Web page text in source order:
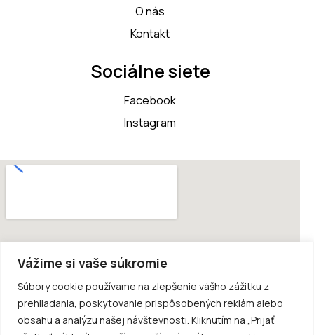
Vážime si vaše súkromie
Súbory cookie používame na zlepšenie vášho zážitku z
prehliadania, poskytovanie prispôsobených reklám alebo
obsahu a analýzu našej návštevnosti. Kliknutím na „Prijať
O nás
Kontakt
Sociálne siete
Facebook
Instagram